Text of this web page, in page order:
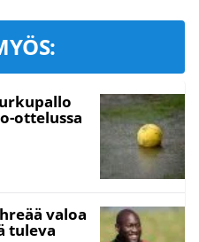
ottelussa
valoa
tuleva